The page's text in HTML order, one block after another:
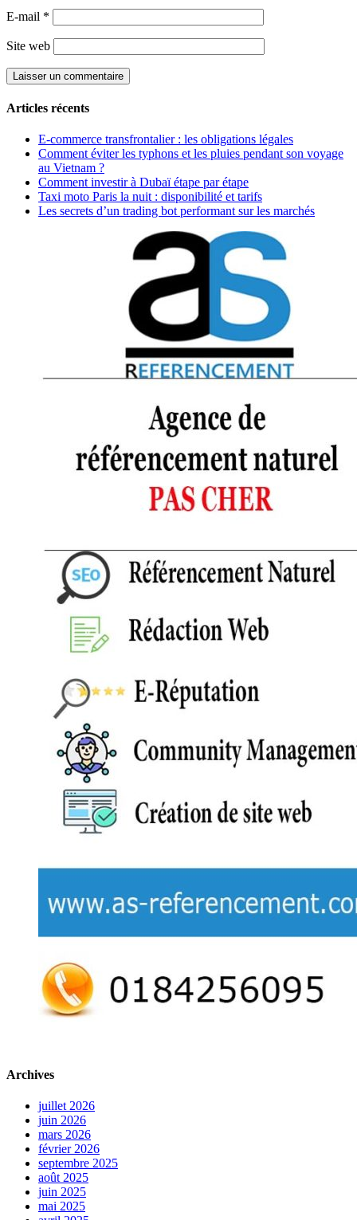
E-mail *
Site web
Articles récents
E-commerce transfrontalier : les obligations légales
Comment éviter les typhons et les pluies pendant son voyage
au Vietnam ?
Comment investir à Dubaï étape par étape
Taxi moto Paris la nuit : disponibilité et tarifs
Les secrets d’un trading bot performant sur les marchés
Archives
juillet 2026
juin 2026
mars 2026
février 2026
septembre 2025
août 2025
juin 2025
mai 2025